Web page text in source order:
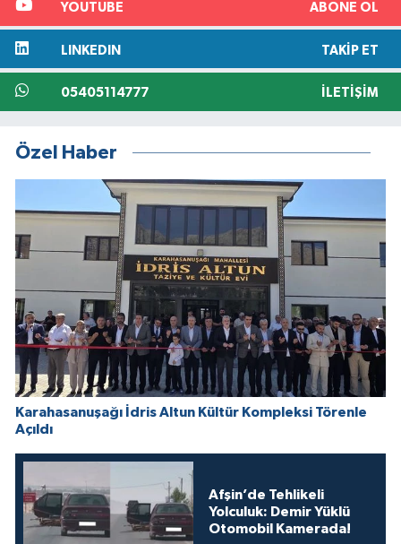
YOUTUBE ABONE OL
LINKEDIN TAKIP ET
05405114777 İLETIŞIM
Özel Haber
Karahasanuşağı İdris Altun Kültür Kompleksi Törenle
Açıldı
Afşin’de Tehlikeli
Yolculuk: Demir Yüklü
Otomobil Kamerada!